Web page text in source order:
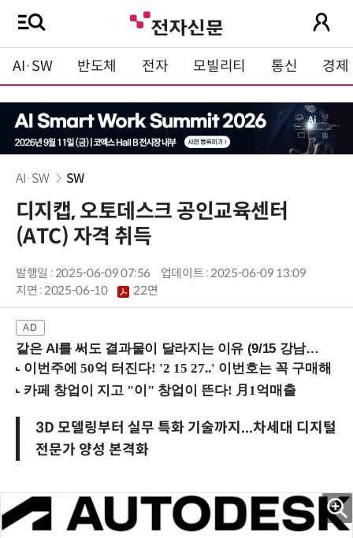
AI·SW 반도체 전자 모빌리티 통신 경제
AI·SW SW
디지캡, 오토데스크 공인교육센터
(ATC) 자격 취득
발행일 : 2025-06-09 07:56
업데이트 : 2025-06-09 13:09
지면 :2025-06-10 22면
같은 AI를 써도 결과물이 달라지는 이유 (9/15 강남역)
3D 모델링부터 실무 특화 기술까지...차세대 디지털
전문가 양성 본격화